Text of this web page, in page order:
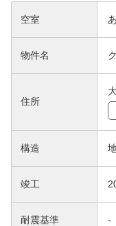
空室
物件名
住所
構造
竣工
耐震基準 -